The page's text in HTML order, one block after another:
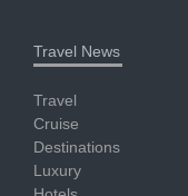
Travel News
Travel
Cruise
Destinations
Luxury